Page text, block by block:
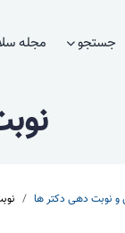
جستجو مجله
و نوبت دهی دکتر ها